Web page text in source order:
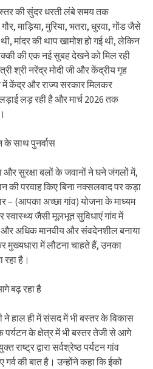
की सुंदर धरती लंबे समय तक
माड़िया, मुरिया, भतरा, धुरवा, गोंड जैसे
मांदर की थाप खामोश हो गई थी, लेकिन
की एक नई सुबह देखने को मिल रही
श्री नरेंद्र मोदी जी और केंद्रीय गृह
में केंद्र और राज्य सरकार मिलकर
लड़ रही है और मार्च 2026 तक
के साथ पुनर्वास
और सुरक्षा बलों के जवानों ने घने जंगलों में,
की परवाह किए बिना नक्सलवाद पर कड़ा
– (आपका अच्छा गांव) योजना के माध्यम
स्वास्थ्य जैसी मूलभूत सुविधाएं गांव में
और अधिक मानवीय और संवदेनशील बनाया
मुख्यधारा में लौटना चाहते हैं, उनका
रहा है।
बढ़ रहा है
ने हाल ही में संसद में भी बस्तर के विकास
पर्यटन के क्षेत्र में भी बस्तर तेजी से आगे
राष्ट्र द्वारा सर्वश्रेष्ठ पर्यटन गांव
गर्व की बात है। उन्होंने कहा कि ईको